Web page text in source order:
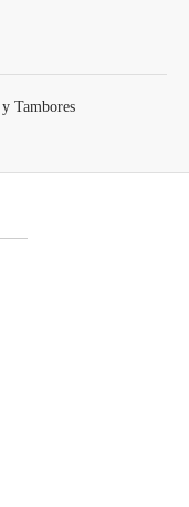
Tambores